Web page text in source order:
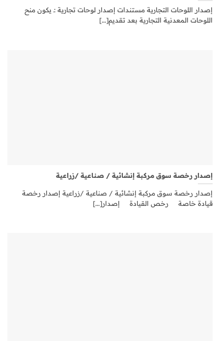
إصدار اللوحات التجارية مستندات إصدار لوحات تجارية :ـ يكون منح
اللوحات المعدنية التجارية بعد تقديم[...]
إصدار رخصة سوق مركبة إنشائية / صناعية /زراعية
إصدار رخصة سوق مركبة إنشائية / صناعية /زراعية إصدار رخصة
قيادة خاصة رخص القيادة إصدار[...]